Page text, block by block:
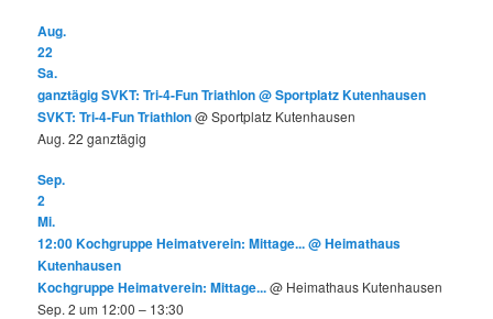
Aug.
22
Sa.
ganztägigSVKT: Tri-4-Fun Triathlon@ Sportplatz Kutenhausen
SVKT: Tri-4-Fun Triathlon@ Sportplatz Kutenhausen
Aug. 22ganztägig
Sep.
2
Mi.
12:00Kochgruppe Heimatverein: Mittage...@ Heimathaus
Kutenhausen
Kochgruppe Heimatverein: Mittage...@ Heimathaus Kutenhausen
Sep. 2 um 12:00 – 13:30